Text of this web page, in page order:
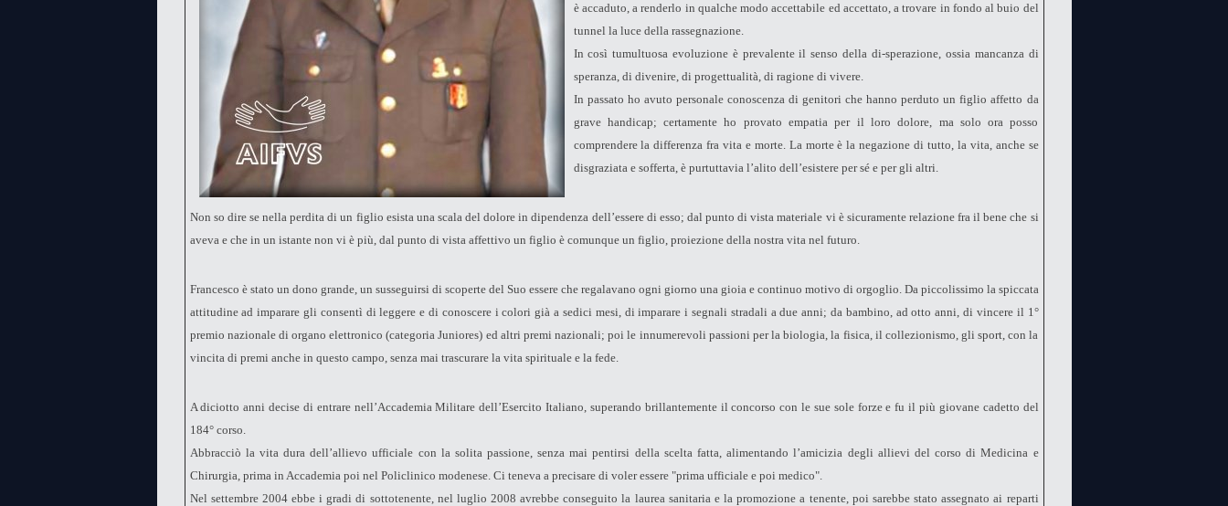
è accaduto, a renderlo in qualche modo accettabile ed accettato, a trovare in fondo al buio del
tunnel la luce della rassegnazione.
In così tumultuosa evoluzione è prevalente il senso della di-sperazione, ossia mancanza di
speranza, di divenire, di progettualità, di ragione di vivere.
In passato ho avuto personale conoscenza di genitori che hanno perduto un figlio affetto da
grave handicap; certamente ho provato empatia per il loro dolore, ma solo ora posso
comprendere la differenza fra vita e morte. La morte è la negazione di tutto, la vita, anche se
disgraziata e sofferta, è purtuttavia l’alito dell’esistere per sé e per gli altri.
Non so dire se nella perdita di un figlio esista una scala del dolore in dipendenza dell’essere di esso; dal punto di vista materiale vi è sicuramente relazione fra il bene che si
aveva e che in un istante non vi è più, dal punto di vista affettivo un figlio è comunque un figlio, proiezione della nostra vita nel futuro.
Francesco è stato un dono grande, un susseguirsi di scoperte del Suo essere che regalavano ogni giorno una gioia e continuo motivo di orgoglio. Da piccolissimo la spiccata
attitudine ad imparare gli consentì di leggere e di conoscere i colori già a sedici mesi, di imparare i segnali stradali a due anni; da bambino, ad otto anni, di vincere il 1°
premio nazionale di organo elettronico (categoria Juniores) ed altri premi nazionali; poi le innumerevoli passioni per la biologia, la fisica, il collezionismo, gli sport, con la
vincita di premi anche in questo campo, senza mai trascurare la vita spirituale e la fede.
A diciotto anni decise di entrare nell’Accademia Militare dell’Esercito Italiano, superando brillantemente il concorso con le sue sole forze e fu il più giovane cadetto del
184° corso.
Abbracciò la vita dura dell’allievo ufficiale con la solita passione, senza mai pentirsi della scelta fatta, alimentando l’amicizia degli allievi del corso di Medicina e
Chirurgia, prima in Accademia poi nel Policlinico modenese. Ci teneva a precisare di voler essere "prima ufficiale e poi medico".
Nel settembre 2004 ebbe i gradi di sottotenente, nel luglio 2008 avrebbe conseguito la laurea sanitaria e la promozione a tenente, poi sarebbe stato assegnato ai reparti